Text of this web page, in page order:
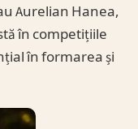
Aurelian Hanea,
în competițiile
în formarea și